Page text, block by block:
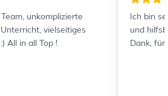
unkomplizierte
vielseitiges
All in all Top !
Ich bin
und
Dank, für